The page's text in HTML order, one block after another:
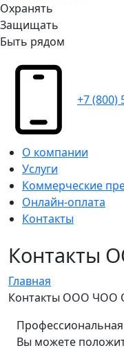
Охранять
Защищать
Быть рядом
+7 (800)
О компании
Услуги
Коммерческие
Онлайн-оплата
Контакты
Контакты
Главная
Контакты ООО ЧОО
Вы можете